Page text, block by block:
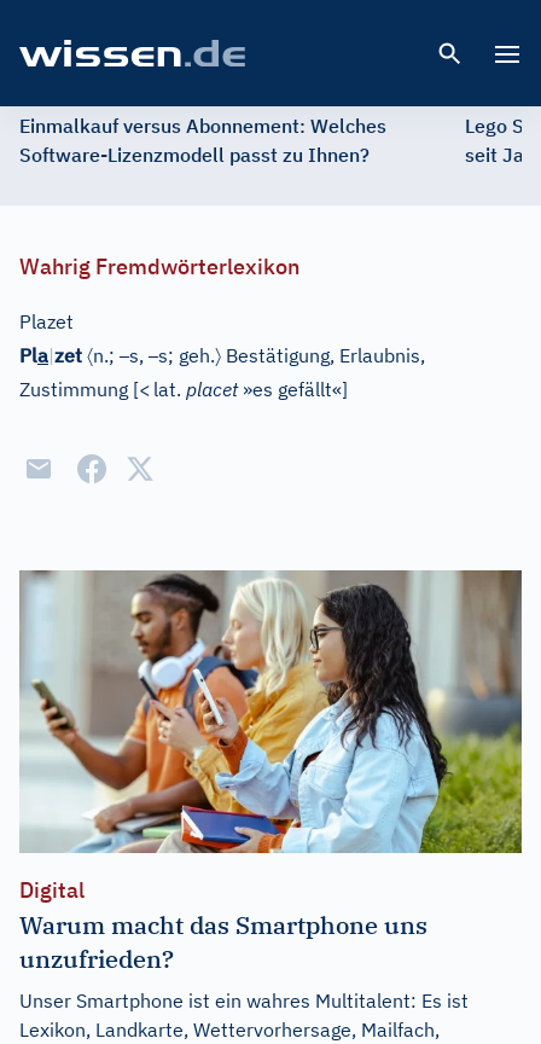
Einmalkauf versus Abonnement: Welches
Software-Lizenzmodell passt zu Ihnen?
Lego
seit
Wahrig Fremdwörterlexikon
Plazet
Pla|zet 〈n.;–s,–s; geh.〉 Bestätigung, Erlaubnis,
Zustimmung [< lat. placet»es gefällt«]
Digital
Warum macht das Smartphone uns
unzufrieden?
Unser Smartphone ist ein wahres Multitalent: Es ist
Lexikon, Landkarte, Wettervorhersage, Mailfach,